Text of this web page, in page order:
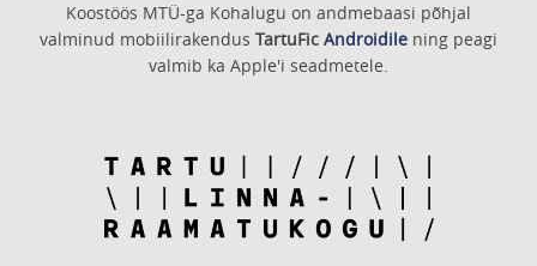
Koostöös MTÜ-ga Kohalugu on andmebaasi põhjal
valminud mobiilirakendus TartuFic Androidile ning peagi
valmib ka Apple'i seadmetele.